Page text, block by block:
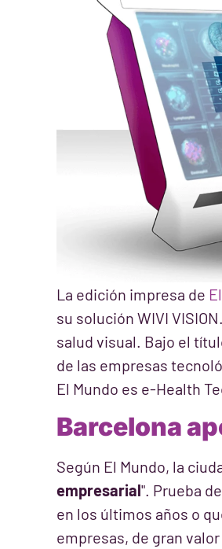
La edición impresa de
su solución WIVI
salud visual. Bajo el
de las empresas
El Mundo es e-Health
Barcelona
Según El Mundo, la
empresarial". Prueba
en los últimos años o
empresas, de gran